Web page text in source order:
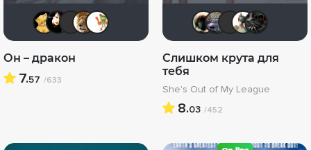
Алина28 id66116420
Он – дракон
7.57 /633
Haotik
Слишком крута для
тебя
She's Out of My League
8.03 /452